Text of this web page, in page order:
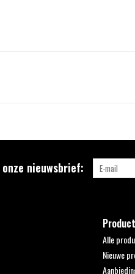
nieuwsbrief:
Alle
Nieuwe